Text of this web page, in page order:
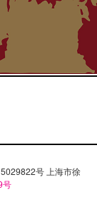
号 上海市徐
号